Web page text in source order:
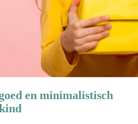
en minimalistisch